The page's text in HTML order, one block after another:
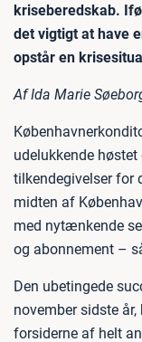
kriseberedskab.
det vigtigt at have
opstår en
Af Ida Marie
udelukkende
tilkendegivelser for
midten af
med nytænkende
og abonnement –
Den ubetingede
november sidste
forsiderne af helt